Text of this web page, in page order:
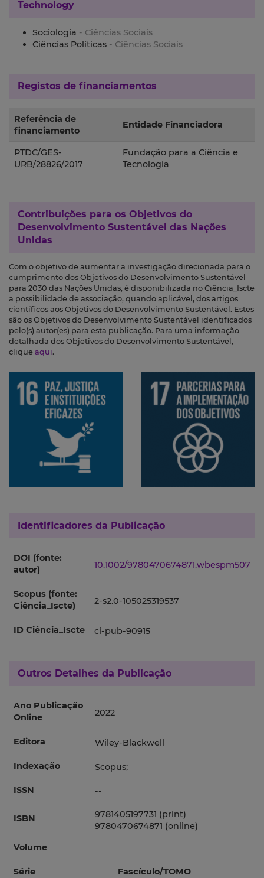
Technology
Sociologia - Ciências Sociais
Ciências Políticas - Ciências Sociais
Registos de financiamentos
Referência de
financiamento
Entidade Financiadora
PTDC/GES-
URB/28826/2017
Fundação para a Ciência e
Tecnologia
Contribuições para os Objetivos do
Desenvolvimento Sustentável das Nações
Unidas
Com o objetivo de aumentar a investigação direcionada para o
cumprimento dos Objetivos do Desenvolvimento Sustentável
para 2030 das Nações Unidas, é disponibilizada no Ciência_Iscte
a possibilidade de associação, quando aplicável, dos artigos
científicos aos Objetivos do Desenvolvimento Sustentável. Estes
são os Objetivos do Desenvolvimento Sustentável identificados
pelo(s) autor(es) para esta publicação. Para uma informação
detalhada dos Objetivos do Desenvolvimento Sustentável,
clique aqui.
Identificadores da Publicação
DOI (fonte:
autor)
10.1002/9780470674871.wbespm507
Scopus (fonte:
Ciência_Iscte)
2-s2.0-105025319537
ID Ciência_Iscte ci-pub-90915
Outros Detalhes da Publicação
Ano Publicação
Online
2022
Editora Wiley-Blackwell
Indexação Scopus;
ISSN --
ISBN
9781405197731 (print)
9780470674871 (online)
Volume
Série Fascículo/TOMO